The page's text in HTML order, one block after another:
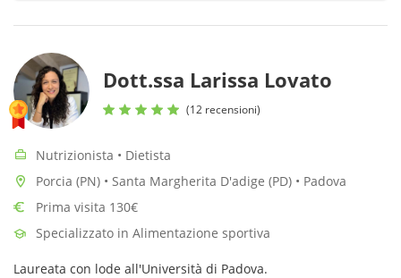
Dott.ssa Larissa Lovato
(12 recensioni)
Nutrizionista • Dietista
Porcia (PN) • Santa Margherita D'adige (PD) • Padova
Prima visita 130€
Specializzato in Alimentazione sportiva
Laureata con lode all'Università di Padova.